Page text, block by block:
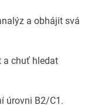
a obhájit svá
a chuť hledat
úrovni B2/C1.